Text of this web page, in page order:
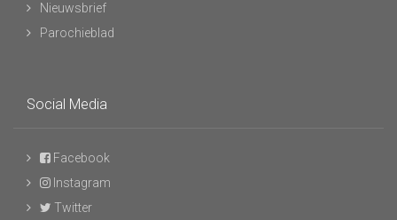
Nieuwsbrief
Parochieblad
Social Media
Facebook
Instagram
Twitter